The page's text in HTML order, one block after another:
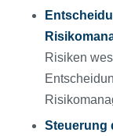
Risiken
Steuerung